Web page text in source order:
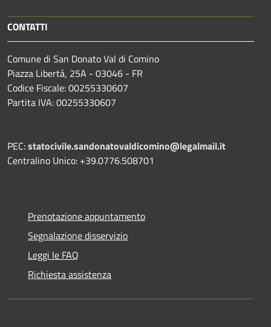
CONTATTI
Comune di San Donato Val di Comino
Piazza Libertà, 25A - 03046 - FR
Codice Fiscale: 00255330607
Partita IVA: 00255330607
PEC:statocivile.sandonatovaldicomino@legalmail.it
Centralino Unico: +39.0776.508701
Prenotazione appuntamento
Segnalazione disservizio
Leggi le FAQ
Richiesta assistenza